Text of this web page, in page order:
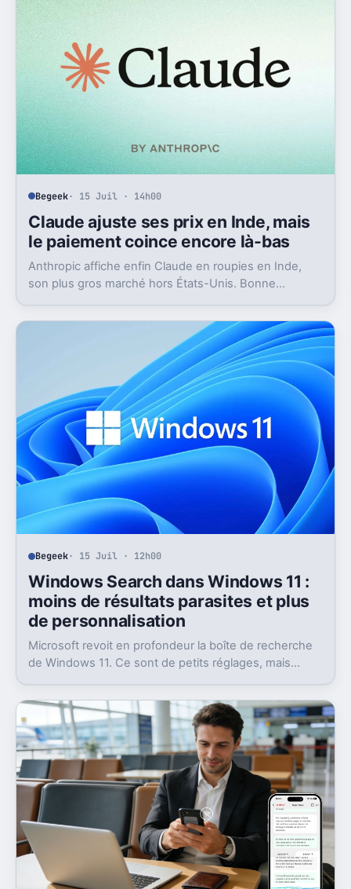
Begeek· 15 Juil · 14h00
Claude ajuste ses prix en Inde, mais
le paiement coince encore là-bas
Anthropic affiche enfin Claude en roupies en Inde,
son plus gros marché hors États-Unis. Bonne
abonnements.
Begeek· 15 Juil · 12h00
Windows Search dans Windows 11 :
moins de résultats parasites et plus
de personnalisation
Microsoft revoit en profondeur la boîte de recherche
de Windows 11. Ce sont de petits réglages, mais